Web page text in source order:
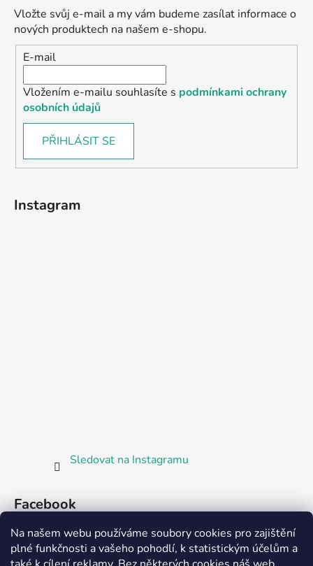
Na našem webu používáme soubory cookies pro zajištění
plné funkčnosti a vašeho pohodlí, k statistickým účelům a
Vložte svůj e-mail a my vám budeme zasílat informace o
nových produktech na našem e-shopu.
E-mail
Vložením e-mailu souhlasíte s podmínkami ochrany
osobních údajů
PŘIHLÁSIT SE
Instagram
Sledovat na Instagramu
Facebook